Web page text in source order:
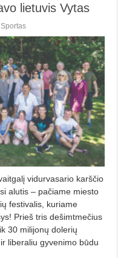
lietuvis Vytas
Sportas
vidurvasario karščio
alutis – pačiame miesto
festivalis, kuriame
Prieš tris dešimtmečius
30 milijonų dolerių
liberaliu gyvenimo būdu